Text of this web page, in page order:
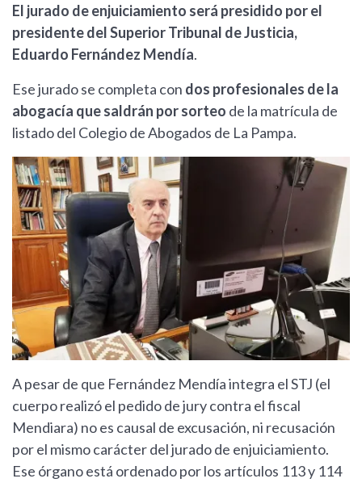
El jurado de enjuiciamiento será presidido por el
presidente del Superior Tribunal de Justicia,
Eduardo Fernández Mendía.
Ese jurado se completa con dos profesionales de la
abogacía que saldrán por sorteo de la matrícula de
listado del Colegio de Abogados de La Pampa.
A pesar de que Fernández Mendía integra el STJ (el
cuerpo realizó el pedido de jury contra el fiscal
Mendiara) no es causal de excusación, ni recusación
por el mismo carácter del jurado de enjuiciamiento.
Ese órgano está ordenado por los artículos 113 y 114